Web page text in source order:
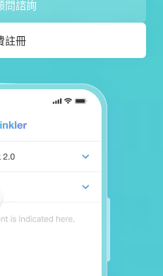
問諮詢
註冊